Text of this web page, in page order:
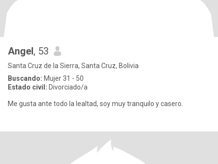
Angel, 53
Santa Cruz de la Sierra, Santa Cruz, Bolivia
Buscando: Mujer 31 - 50
Estado civil: Divorciado/a
Me gusta ante todo la lealtad, soy muy tranquilo y casero.